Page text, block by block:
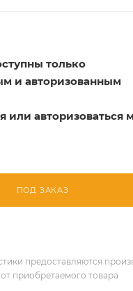
только
и авторизованным
или авторизоваться
ПОД ЗАКАЗ
предоставляются
приобретаемого товара